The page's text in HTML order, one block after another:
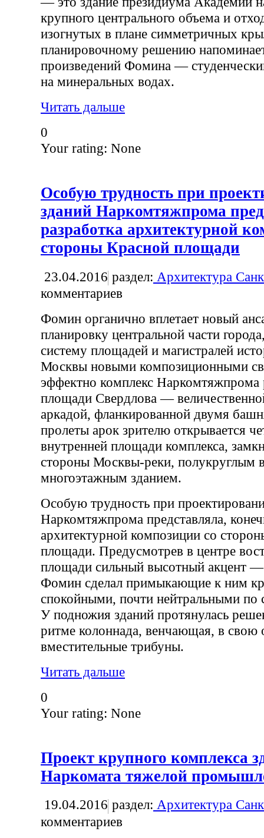
крупного центрального объема и
изогнутых в плане симметричных
планировочному решению
произведений Фомина —
на минеральных водах.
Читать дальше
0
Your rating: None
Особую трудность при
зданий Наркомтяжпрома
разработка архитектурной
стороны Красной площади
23.04.2016 раздел: Архитектура
комментариев
Фомин органично вплетает новый
планировку центральной части
систему площадей и магистралей
Москвы новыми композиционными
эффектно комплекс Наркомтяжпрома
площади Свердлова —
аркадой, фланкированной двумя
пролеты арок зрителю открывается
внутренней площади комплекса,
стороны Москвы-реки, полукруглым
многоэтажным зданием.
Особую трудность при
Наркомтяжпрома представляла,
архитектурной композиции со
площади. Предусмотрев в центре
площади сильный высотный акцент
Фомин сделал примыкающие к ним
спокойными, почти нейтральными по
У подножия зданий протянулась
ритме колоннада, венчающая, в свою
вместительные трибуны.
Читать дальше
0
Your rating: None
Проект крупного комплекса
Наркомата тяжелой
19.04.2016 раздел: Архитектура
комментариев